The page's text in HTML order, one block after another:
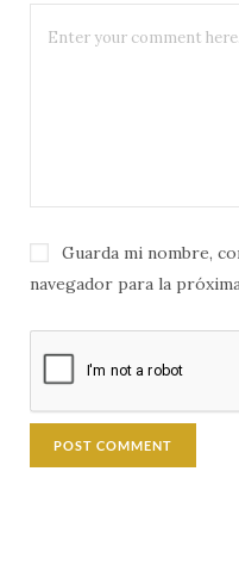
Guarda mi nombre,
navegador para la